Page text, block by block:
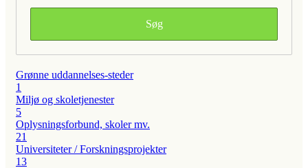
Grønne uddannelses-steder
1
Miljø og skoletjenester
5
Oplysningsforbund, skoler mv.
21
Universiteter / Forskningsprojekter
13